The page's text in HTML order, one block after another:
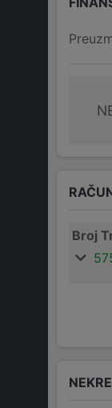
Broj